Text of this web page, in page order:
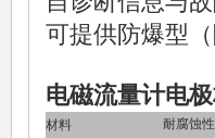
可提供防爆型
电磁流量计电
材料
耐腐蚀